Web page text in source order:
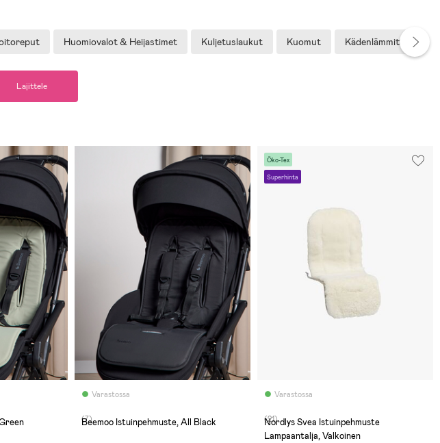
Huomiovalot & Heijastimet Kuljetuslaukut Kuomut Kädenlämmittimet
Lajittele
Varastossa
(7)
Beemoo Istuinpehmuste, All Black
Öko-Tex
Superhinta
Varastossa
(21)
Nordlys Svea Istuinpehmuste
Lampaantalja, Valkoinen